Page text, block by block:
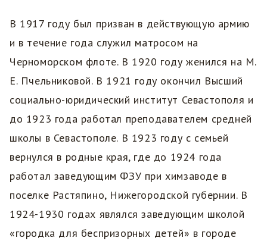
В 1917 году был призван в действующую армию
и в течение года служил матросом на
Черноморском флоте. В 1920 году женился на М.
Е. Пчельниковой. В 1921 году окончил Высший
социально-юридический институт Севастополя и
до 1923 года работал преподавателем средней
школы в Севастополе. В 1923 году с семьей
вернулся в родные края, где до 1924 года
работал заведующим ФЗУ при химзаводе в
поселке Растяпино, Нижегородской губернии. В
1924-1930 годах являлся заведующим школой
«городка для беспризорных детей» в городе